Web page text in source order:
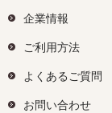
企業情報
ご利用方法
よくあるご質問
お問い合わせ